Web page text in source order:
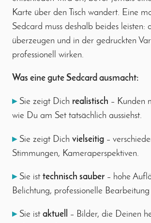
Karte über den Tisch wandert. Eine
Sedcard muss deshalb beides leisten:
überzeugen und in der gedruckten
professionell wirken.
Was eine gute Sedcard ausmacht:
▸Sie zeigt Dich realistisch – Kunden
wie Du am Set tatsächlich aussiehst.
▸Sie zeigt Dich vielseitig –
Stimmungen, Kameraperspektiven.
▸Sie ist technisch sauber – hohe
Belichtung, professionelle
▸Sie ist aktuell – Bilder, die Deinen